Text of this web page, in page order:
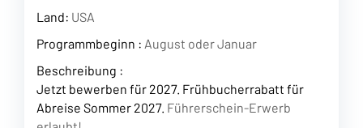
Land: USA
Programmbeginn : August oder Januar
Beschreibung :
Jetzt bewerben für 2027. Frühbucherrabatt für
Abreise Sommer 2027. Führerschein-Erwerb